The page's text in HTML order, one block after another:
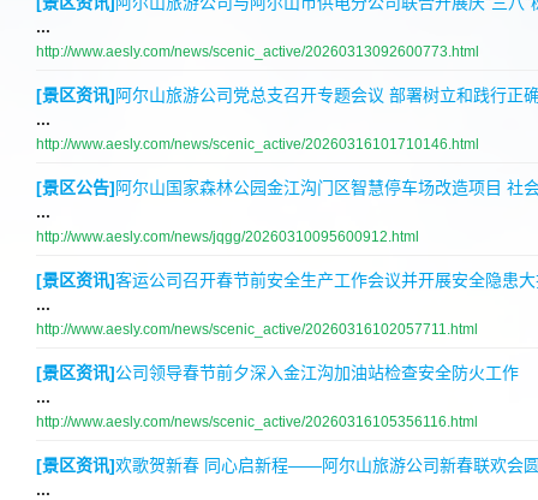
...
http://www.aesly.com/news/scenic_active/20260313092600773.html
[景区资讯]阿尔山旅游公司党总支召开专题会议 部署树立和践行正
...
http://www.aesly.com/news/scenic_active/20260316101710146.html
[景区公告]阿尔山国家森林公园金江沟门区智慧停车场改造项目 社
...
http://www.aesly.com/news/jqgg/20260310095600912.html
[景区资讯]客运公司召开春节前安全生产工作会议并开展安全隐患
...
http://www.aesly.com/news/scenic_active/20260316102057711.html
[景区资讯]公司领导春节前夕深入金江沟加油站检查安全防火工作
...
http://www.aesly.com/news/scenic_active/20260316105356116.html
[景区资讯]欢歌贺新春 同心启新程——阿尔山旅游公司新春联欢会
...